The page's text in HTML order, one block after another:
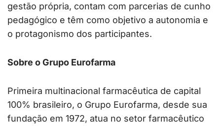
gestão própria, contam com parcerias de cunho
pedagógico e têm como objetivo a autonomia e
o protagonismo dos participantes.
Sobre o Grupo Eurofarma
Primeira multinacional farmacêutica de capital
100% brasileiro, o Grupo Eurofarma, desde sua
fundação em 1972, atua no setor farmacêutico